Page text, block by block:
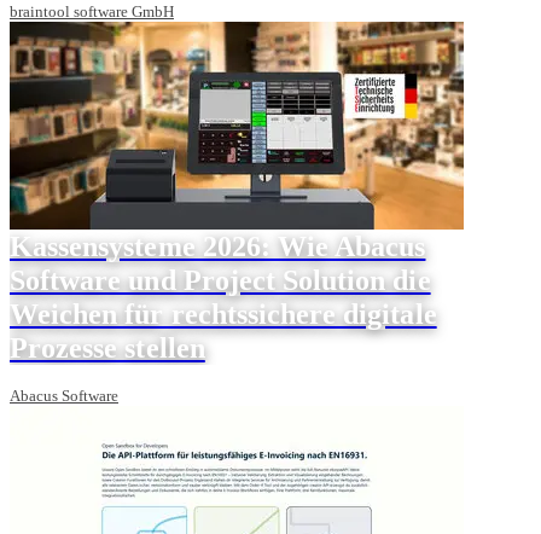
braintool software GmbH
Kassensysteme 2026: Wie Abacus
Software und Project Solution die
Weichen für rechtssichere digitale
Prozesse stellen
Abacus Software